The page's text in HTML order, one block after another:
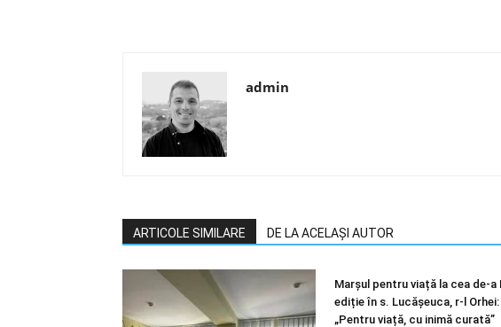
admin
ARTICOLE SIMILARE DE LA ACELAȘI AUTOR
Marșul pentru viață la cea de-a
ediție în s. Lucășeuca, r-l Orhei:
„Pentru viață, cu inimă curată”